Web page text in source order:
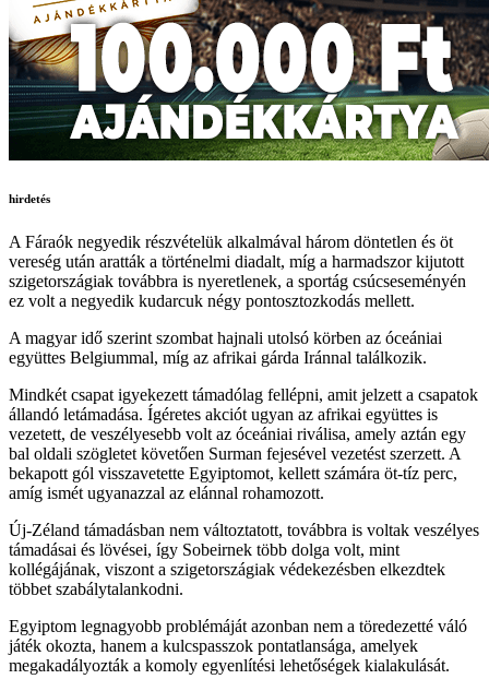
hirdetés
A Fáraók negyedik részvételük alkalmával három döntetlen és öt
vereség után aratták a történelmi diadalt, míg a harmadszor kijutott
szigetországiak továbbra is nyeretlenek, a sportág csúcseseményén
ez volt a negyedik kudarcuk négy pontosztozkodás mellett.
A magyar idő szerint szombat hajnali utolsó körben az óceániai
együttes Belgiummal, míg az afrikai gárda Iránnal találkozik.
Mindkét csapat igyekezett támadólag fellépni, amit jelzett a csapatok
állandó letámadása. Ígéretes akciót ugyan az afrikai együttes is
vezetett, de veszélyesebb volt az óceániai riválisa, amely aztán egy
bal oldali szögletet követően Surman fejesével vezetést szerzett. A
bekapott gól visszavetette Egyiptomot, kellett számára öt-tíz perc,
amíg ismét ugyanazzal az elánnal rohamozott.
Új-Zéland támadásban nem változtatott, továbbra is voltak veszélyes
támadásai és lövései, így Sobeirnek több dolga volt, mint
kollégájának, viszont a szigetországiak védekezésben elkezdtek
többet szabálytalankodni.
Egyiptom legnagyobb problémáját azonban nem a töredezetté váló
játék okozta, hanem a kulcspasszok pontatlansága, amelyek
megakadályozták a komoly egyenlítési lehetőségek kialakulását.